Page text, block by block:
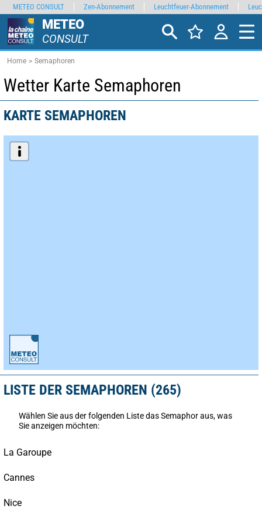
METEO
CONSULT
Home Semaphoren
Wetter Karte Semaphoren
KARTE SEMAPHOREN
LISTE DER SEMAPHOREN (265)
Wählen Sie aus der folgenden Liste das Semaphor aus, was
Sie anzeigen möchten:
La Garoupe
Cannes
Nice
METEO CONSULT Zen-Abonnement Leuchtfeuer-Abonnement